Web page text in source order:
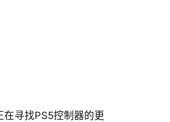
在寻找PS5控制器的更